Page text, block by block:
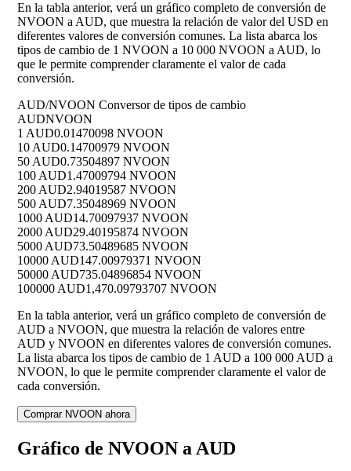
En la tabla anterior, verá un gráfico completo de conversión de
NVOON a AUD, que muestra la relación de valor del USD en
diferentes valores de conversión comunes. La lista abarca los
tipos de cambio de 1 NVOON a 10 000 NVOON a AUD, lo
que le permite comprender claramente el valor de cada
conversión.
AUD/NVOON Conversor de tipos de cambio
AUDNVOON
1 AUD0.01470098 NVOON
10 AUD0.14700979 NVOON
50 AUD0.73504897 NVOON
100 AUD1.47009794 NVOON
200 AUD2.94019587 NVOON
500 AUD7.35048969 NVOON
1000 AUD14.70097937 NVOON
2000 AUD29.40195874 NVOON
5000 AUD73.50489685 NVOON
10000 AUD147.00979371 NVOON
50000 AUD735.04896854 NVOON
100000 AUD1,470.09793707 NVOON
En la tabla anterior, verá un gráfico completo de conversión de
AUD a NVOON, que muestra la relación de valores entre
AUD y NVOON en diferentes valores de conversión comunes.
La lista abarca los tipos de cambio de 1 AUD a 100 000 AUD a
NVOON, lo que le permite comprender claramente el valor de
cada conversión.
Comprar NVOON ahora
Gráfico de NVOON a AUD